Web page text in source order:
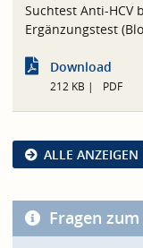
Suchtest Anti-HCV
Ergänzungstest
Download
212 KB PDF
ALLE ANZEIGEN
Fragen